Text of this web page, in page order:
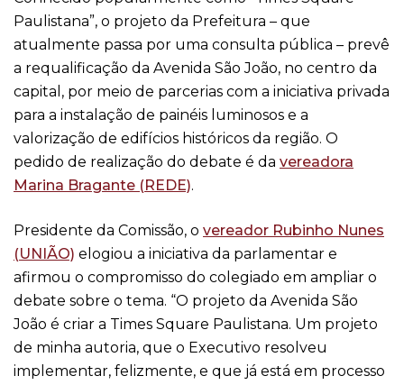
Paulistana”, o projeto da Prefeitura – que
atualmente passa por uma consulta pública – prevê
a requalificação da Avenida São João, no centro da
capital, por meio de parcerias com a iniciativa privada
para a instalação de painéis luminosos e a
valorização de edifícios históricos da região. O
pedido de realização do debate é da vereadora
Marina Bragante (REDE).
Presidente da Comissão, o vereador Rubinho Nunes
(UNIÃO) elogiou a iniciativa da parlamentar e
afirmou o compromisso do colegiado em ampliar o
debate sobre o tema. “O projeto da Avenida São
João é criar a Times Square Paulistana. Um projeto
de minha autoria, que o Executivo resolveu
implementar, felizmente, e que já está em processo